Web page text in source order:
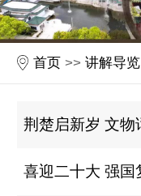
首页 >>讲解导览